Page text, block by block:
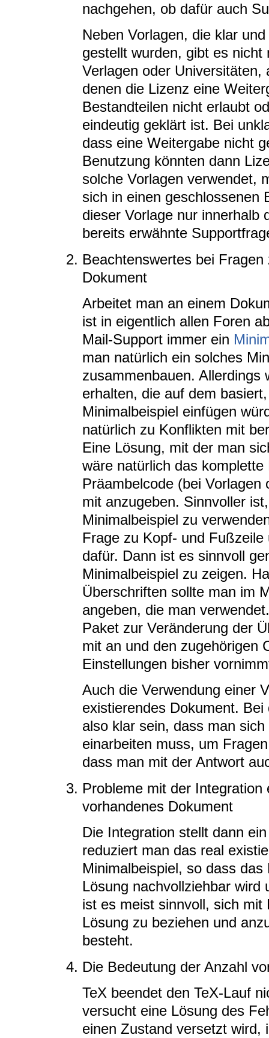
nachgehen, ob dafür auch
Neben Vorlagen, die klar
gestellt wurden, gibt es
Verlagen oder
denen die Lizenz eine
Bestandteilen nicht erlaubt
eindeutig geklärt ist. Bei
dass eine Weitergabe nicht
Benutzung könnten dann
solche Vorlagen verwendet,
sich in einen geschlossenen
dieser Vorlage nur innerhalb
bereits erwähnte
Beachtenswertes bei
Dokument
Arbeitet man an einem
ist in eigentlich allen Foren
Mail-Support immer ein
man natürlich ein solches
zusammenbauen. Allerdings
erhalten, die auf dem
Minimalbeispiel einfügen
natürlich zu Konflikten mit
Eine Lösung, mit der man
wäre natürlich das
Präambelcode (bei
mit anzugeben. Sinnvoller
Minimalbeispiel zu
Frage zu Kopf- und
dafür. Dann ist es sinnvoll
Minimalbeispiel zu zeigen.
Überschriften sollte man im
angeben, die man
Paket zur Veränderung der
mit an und den zugehörigen
Einstellungen bisher
Auch die Verwendung einer
existierendes Dokument.
also klar sein, dass man
einarbeiten muss, um
dass man mit der Antwort
Probleme mit der
vorhandenes Dokument
Die Integration stellt dann
reduziert man das real
Minimalbeispiel, so dass
Lösung nachvollziehbar
ist es meist sinnvoll, sich
Lösung zu beziehen und
besteht.
Die Bedeutung der Anzahl
TeX beendet den TeX-Lauf
versucht eine Lösung des
einen Zustand versetzt wird,